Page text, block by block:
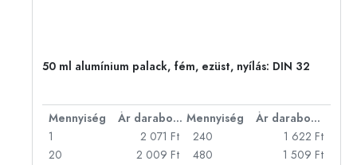
50 ml alumínium palack, fém, ezüst, nyílás: DIN 32
Mennyiség Ár darabonként Mennyiség
Ár darabonként
1
2 071 Ft
20
2 009 Ft
240
1 622 Ft
480
1 509 Ft